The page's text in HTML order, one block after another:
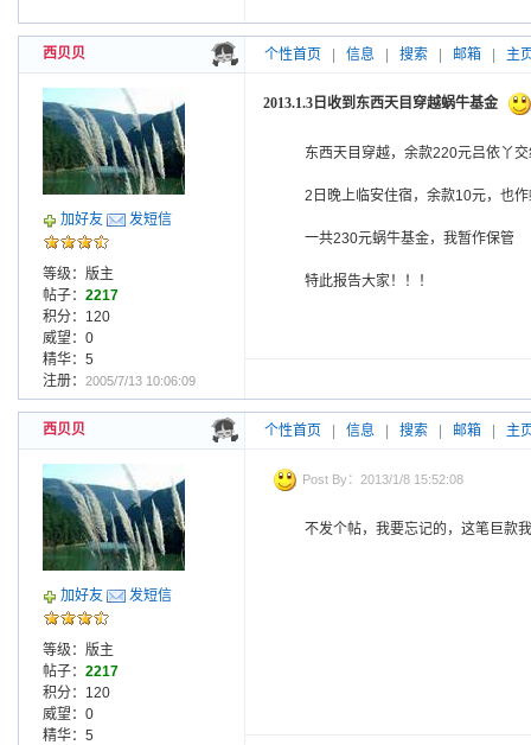
西贝贝 个性首页 信息 搜索 邮箱 主
加好友 发短信
等级：版主
帖子： 2217
积分：120
威望：0
精华：5
注册： 2005/7/13 10:06:09
2013.1.3日收到东西天目穿越蜗牛基金
东西天目穿越，余款220元吕依丫
2日晚上临安住宿，余款10元，也
一共230元蜗牛基金，我暂作保管
特此报告大家！！！
西贝贝 个性首页 信息 搜索 邮箱 主
加好友 发短信
等级：版主
帖子： 2217
积分：120
威望：0
精华：5
Post By：2013/1/8 15:52:08
不发个帖，我要忘记的，这笔巨款